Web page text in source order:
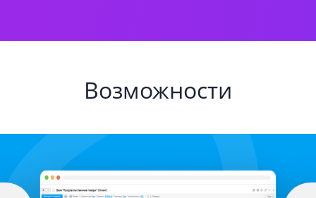
Возможности